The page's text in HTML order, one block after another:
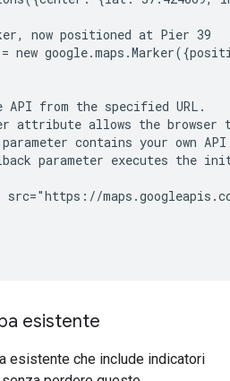
now positioned at Pier 39
new
API from the specified URL.
attribute allows the browser
contains your own API
parameter executes the
src="https://
esistente
esistente che include indicatori